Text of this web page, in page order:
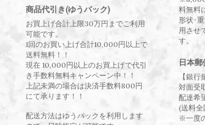
商品代引き(ゆうパック)
お買上げ合計上限30万円までご利用
可能です。
1回のお買い上げ合計10,000円以上で
送料無料！！
現在 10,000円以上のお買上げで代引
き手数料無料キャンペーン中！！
上記未満の場合は決済手数料800円
にて承ります！！
配送方法はゆうパックを利用します
料無料
形状･
用させ
す。
日本郵
【銀行
対面受
配達希
(送料
※一度